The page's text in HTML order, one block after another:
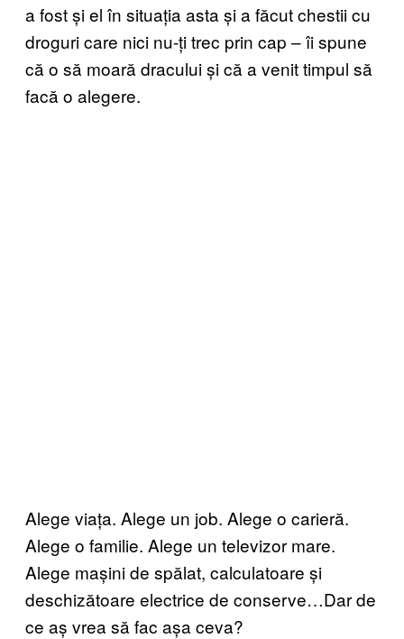
a fost și el în situația asta și a făcut chestii cu
droguri care nici nu-ți trec prin cap – îi spune
că o să moară dracului și că a venit timpul să
facă o alegere.
Alege viața. Alege un job. Alege o carieră.
Alege o familie. Alege un televizor mare.
Alege mașini de spălat, calculatoare și
deschizătoare electrice de conserve…Dar de
ce aș vrea să fac așa ceva?